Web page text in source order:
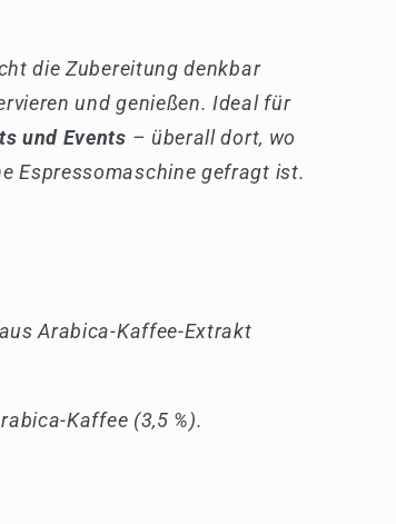
die Zubereitung denkbar
und genießen. Ideal für
und Events – überall dort, wo
Espressomaschine gefragt ist.
Arabica-Kaffee-Extrakt
Kaffee (3,5 %).